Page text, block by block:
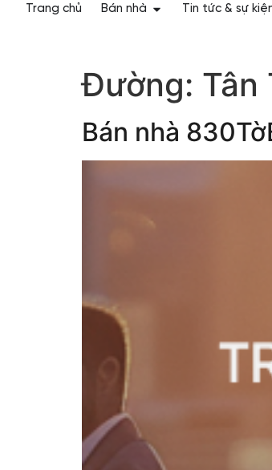
Trang chủ Bán nhà Tin tức & sự
Đường: Tân
Bán nhà